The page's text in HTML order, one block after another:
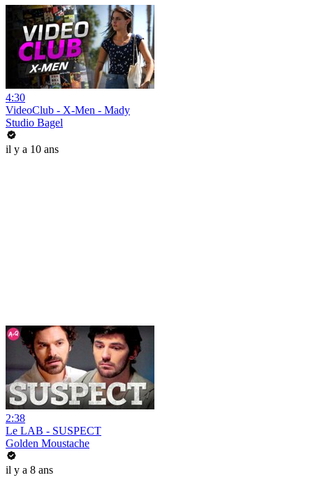
4:30
VideoClub - X-Men - Mady
Studio Bagel
il y a 10 ans
2:38
Le LAB - SUSPECT
Golden Moustache
il y a 8 ans